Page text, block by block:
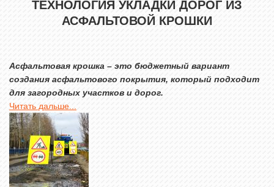
ТЕХНОЛОГИЯ УКЛАДКИ ДОРОГ ИЗ
АСФАЛЬТОВОЙ КРОШКИ
Асфальтовая крошка – это бюджетный вариант
создания асфальтового покрытия, который подходит
для загородных участков и дорог.
Читать дальше...